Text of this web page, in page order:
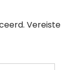
Vereiste